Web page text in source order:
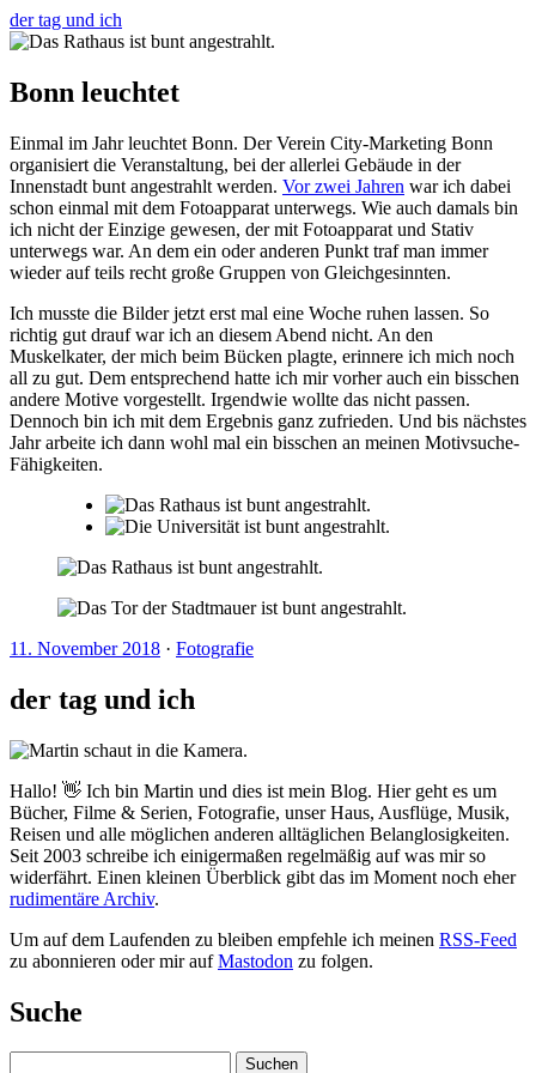
der tag und ich
Bonn leuchtet
Einmal im Jahr leuchtet Bonn. Der Verein City-Marketing Bonn
organisiert die Veranstaltung, bei der allerlei Gebäude in der
Innenstadt bunt angestrahlt werden. Vor zwei Jahren war ich dabei
schon einmal mit dem Fotoapparat unterwegs. Wie auch damals bin
ich nicht der Einzige gewesen, der mit Fotoapparat und Stativ
unterwegs war. An dem ein oder anderen Punkt traf man immer
wieder auf teils recht große Gruppen von Gleichgesinnten.
Ich musste die Bilder jetzt erst mal eine Woche ruhen lassen. So
richtig gut drauf war ich an diesem Abend nicht. An den
Muskelkater, der mich beim Bücken plagte, erinnere ich mich noch
all zu gut. Dem entsprechend hatte ich mir vorher auch ein bisschen
andere Motive vorgestellt. Irgendwie wollte das nicht passen.
Dennoch bin ich mit dem Ergebnis ganz zufrieden. Und bis nächstes
Jahr arbeite ich dann wohl mal ein bisschen an meinen Motivsuche-
Fähigkeiten.
11. November 2018 · Fotografie
der tag und ich
Hallo! 👋 Ich bin Martin und dies ist mein Blog. Hier geht es um
Bücher, Filme & Serien, Fotografie, unser Haus, Ausflüge, Musik,
Reisen und alle möglichen anderen alltäglichen Belanglosigkeiten.
Seit 2003 schreibe ich einigermaßen regelmäßig auf was mir so
widerfährt. Einen kleinen Überblick gibt das im Moment noch eher
rudimentäre Archiv.
Um auf dem Laufenden zu bleiben empfehle ich meinen RSS-Feed
zu abonnieren oder mir aufMastodon zu folgen.
Suche
Suchen